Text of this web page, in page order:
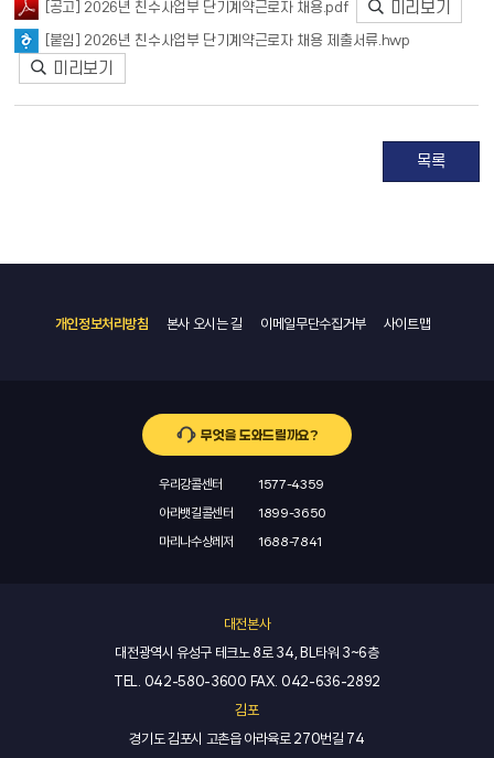
[공고] 2026년 친수사업부 단기계약근로자 채용.pdf 미리보기
[붙임] 2026년 친수사업부 단기계약근로자 채용 제출서류.hwp
미리보기
목록
개인정보처리방침 본사 오시는 길 이메일무단수집거부 사이트맵
무엇을 도와드릴까요?
우리강콜센터
1577-4359
아라뱃길콜센터
1899-3650
마리나수상레저
1688-7841
대전본사
대전광역시 유성구 테크노 8로 34, BL타워 3~6층
TEL. 042-580-3600 FAX. 042-636-2892
김포
경기도 김포시 고촌읍 아라육로 270번길 74